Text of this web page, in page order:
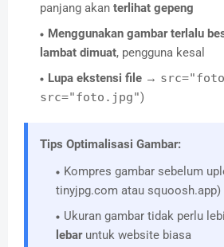
panjang akan terlihat gepeng
Menggunakan gambar terlalu
lambat dimuat, pengguna kesal
Lupa ekstensi file →
src="foto.jpg")
Tips Optimalisasi Gambar:
Kompres gambar sebelum
tinyjpg.com atau squoosh.app)
Ukuran gambar tidak perlu
lebaruntuk website biasa